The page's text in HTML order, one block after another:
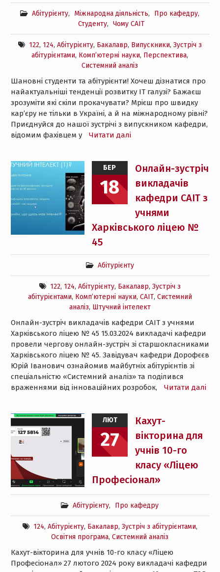
Абітурієнту, Міжнародна діяльність, Про кафедру,
Студенту, Чому САІТ
122, 124, Абітурієнту, Бакалавр, Випускники, Зустріч з
абітурієнтами, Комп’ютерні науки, Перспектива,
Системний аналіз
Шановні студенти та абітурієнти! Хочеш дізнатися про
найактуальніші тенденції розвитку ІТ галузі? Бажаєш
зрозуміти які скіли прокачувати? Мрієш про швидку
кар’єру не тільки в Україні, а й на міжнародному рівні?
Приєднуйся до нашої зустрічі з випускником кафедри,
відомим фахівцем у
Читати далі
БЕР
18
Онлайн-зустріч
викладачів
кафедри САІТ з
учнями
Харківського ліцею №
45
Абітурієнту
122, 124, Абітурієнту, Бакалавр, Зустріч з
абітурієнтами, Комп’ютерні науки, САІТ, Системний
аналіз, Штучний інтелект
Онлайн-зустріч викладачів кафедри САІТ з учнями
Харківського ліцею № 45 15.03.2024 викладачі кафедри
провели чергову онлайн-зустріч зі старшокласниками
Харківського ліцею № 45. Завідувач кафедри Дорофєєв
Юрій Іванович ознайомив майбутніх абітурієнтів зі
спеціальністю «Системний аналіз» та поділився
враженнями від інноваційних розробок,
Читати далі
ЛЮТ
27
Кахут-
вікторина для
учнів 10-го
класу «Ліцею
Професіонал»
Абітурієнту, Про кафедру
124, Абітурієнту, Бакалавр, Зустріч з абітурієнтами,
Освітня програма,Системний аналіз
Кахут-вікторина для учнів 10-го класу «Ліцею
Професіонал» 27 лютого 2024 року викладачі кафедри